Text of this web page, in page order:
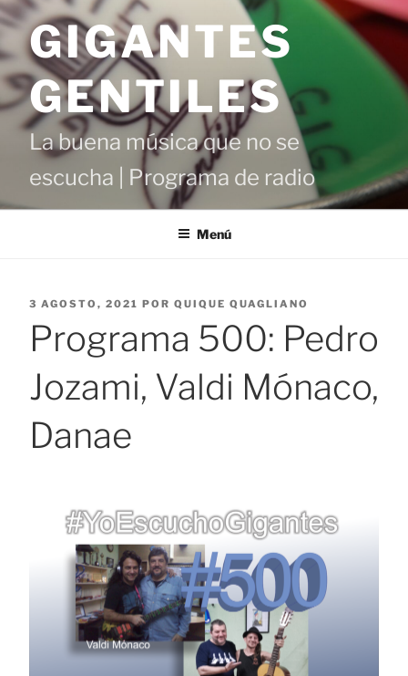
Saltar
contenido
GIGANTES
GENTILES
La buena música que no se
escucha | Programa de radio
Menú
PUBLICADO
3 AGOSTO, 2021 POR QUIQUE QUAGLIANO
Programa 500: Pedro
Jozami, Valdi Mónaco,
Danae